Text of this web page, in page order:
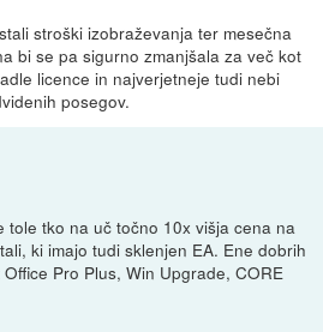
stroški izobraževanja ter mesečna
bi se pa sigurno zmanjšala za več kot
licence in najverjetneje tudi nebi
posegov.
tole tko na uč točno 10x višja cena na
ki imajo tudi sklenjen EA. Ene dobrih
Pro Plus, Win Upgrade, CORE